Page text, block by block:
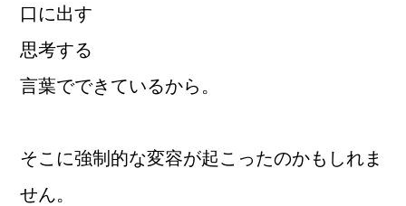
口に出す
思考する
言葉でできているから。
そこに強制的な変容が起こったのかもしれま
せん。